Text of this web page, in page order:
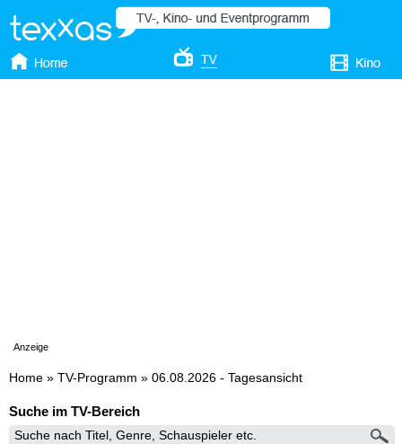
Anzeige
Home » TV-Programm » 06.08.2026 - Tagesansicht
Suche im TV-Bereich